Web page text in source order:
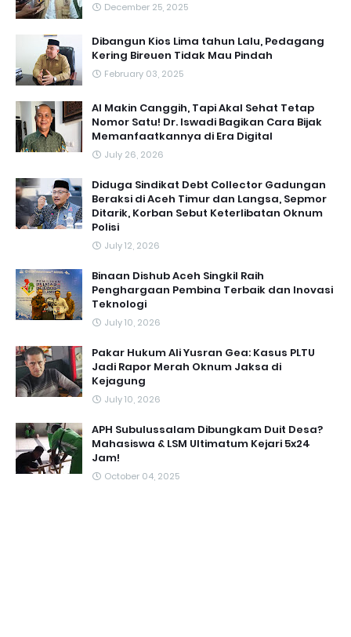
December 25, 2025
Dibangun Kios Lima tahun Lalu, Pedagang
Kering Bireuen Tidak Mau Pindah
February 03, 2025
AI Makin Canggih, Tapi Akal Sehat Tetap
Nomor Satu! Dr. Iswadi Bagikan Cara Bijak
Memanfaatkannya di Era Digital
July 26, 2026
Diduga Sindikat Debt Collector Gadungan
Beraksi di Aceh Timur dan Langsa, Sepmor
Ditarik, Korban Sebut Keterlibatan Oknum
Polisi
July 12, 2026
Binaan Dishub Aceh Singkil Raih
Penghargaan Pembina Terbaik dan Inovasi
Teknologi
July 10, 2026
Pakar Hukum Ali Yusran Gea: Kasus PLTU
Jadi Rapor Merah Oknum Jaksa di
Kejagung
July 10, 2026
APH Subulussalam Dibungkam Duit Desa?
Mahasiswa & LSM Ultimatum Kejari 5x24
Jam!
October 04, 2025